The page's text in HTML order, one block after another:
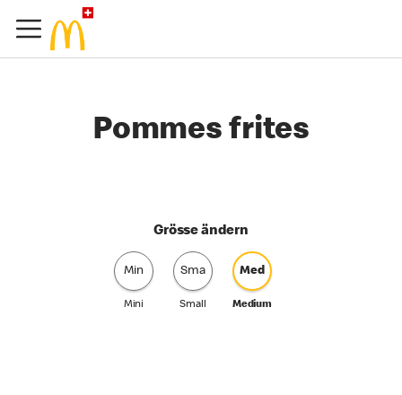
Pommes frites
Grösse ändern
Min
Mini
Sma
Small
Med
Medium